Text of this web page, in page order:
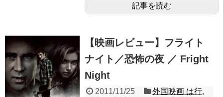
記事を読む
【映画レビュー】フライト
ナイト／恐怖の夜 ／ Fright
Night
2011/11/25 外国映画 は行,